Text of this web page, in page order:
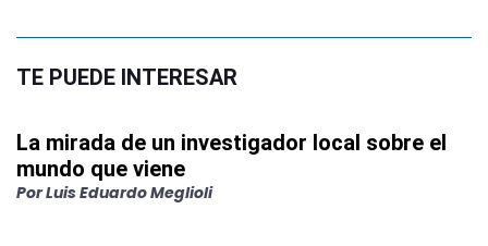
TE PUEDE INTERESAR
La mirada de un investigador local sobre el
mundo que viene
PorLuis Eduardo Meglioli